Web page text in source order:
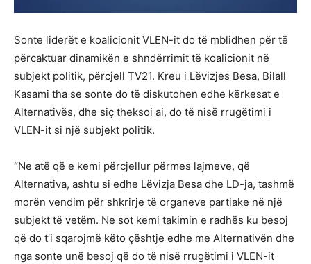
Sonte liderët e koalicionit VLEN-it do të mblidhen për të
përcaktuar dinamikën e shndërrimit të koalicionit në
subjekt politik, përcjell TV21. Kreu i Lëvizjes Besa, Bilall
Kasami tha se sonte do të diskutohen edhe kërkesat e
Alternativës, dhe siç theksoi ai, do të nisë rrugëtimi i
VLEN-it si një subjekt politik.
“Ne atë që e kemi përcjellur përmes lajmeve, që
Alternativa, ashtu si edhe Lëvizja Besa dhe LD-ja, tashmë
morën vendim për shkrirje të organeve partiake në një
subjekt të vetëm. Ne sot kemi takimin e radhës ku besoj
që do t’i sqarojmë këto çështje edhe me Alternativën dhe
nga sonte unë besoj që do të nisë rrugëtimi i VLEN-it